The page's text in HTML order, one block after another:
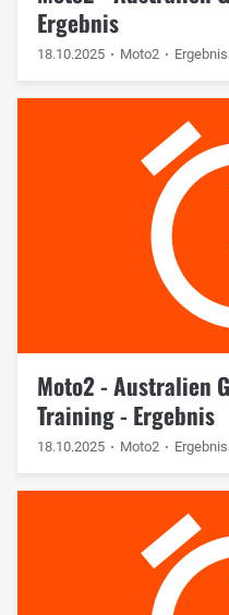
Ergebnis
18.10.2025 Moto2
Moto2 - Australien
Training - Ergebnis
18.10.2025 Moto2